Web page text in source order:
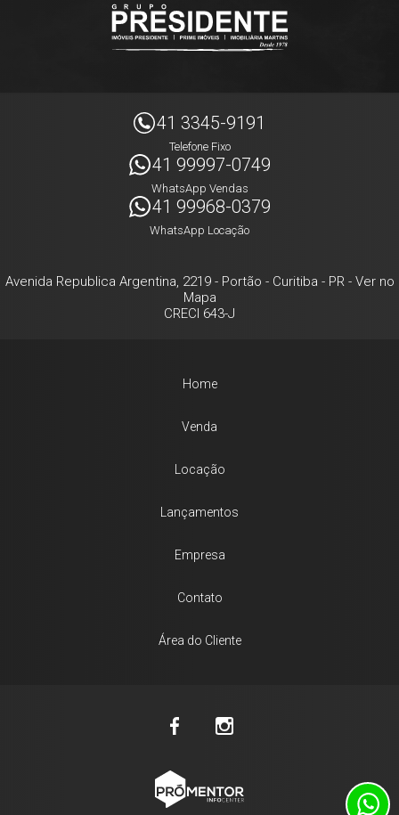
41 3345-9191
Telefone Fixo
41 99997-0749
WhatsApp Vendas
41 99968-0379
WhatsApp Locação
Avenida Republica Argentina, 2219- Portão - Curitiba - PR- Ver no
Mapa
CRECI 643-J
Home
Venda
Locação
Lançamentos
Empresa
Contato
Área do Cliente